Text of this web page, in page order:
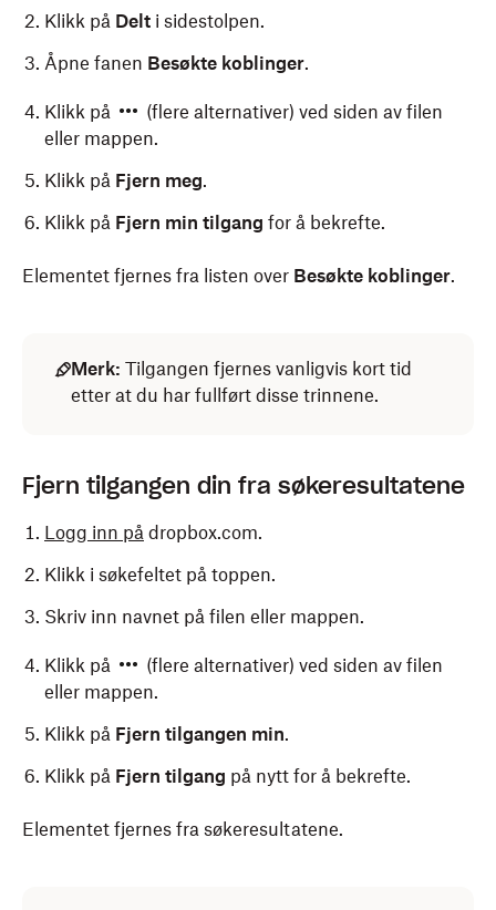
Klikk på Delt i sidestolpen.
Åpne fanen Besøkte koblinger.
Klikk på
(flere alternativer) ved siden av filen
eller mappen.
Klikk på Fjern meg.
Klikk på Fjern min tilgang for å bekrefte.
Elementet fjernes fra listen over Besøkte koblinger.
Merk: Tilgangen fjernes vanligvis kort tid
etter at du har fullført disse trinnene.
Fjern tilgangen din fra søkeresultatene
Logg inn på dropbox.com.
Klikk i søkefeltet på toppen.
Skriv inn navnet på filen eller mappen.
Klikk på
(flere alternativer) ved siden av filen
eller mappen.
Klikk på Fjern tilgangen min.
Klikk på Fjern tilgang på nytt for å bekrefte.
Elementet fjernes fra søkeresultatene.